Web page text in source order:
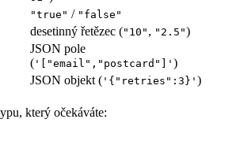
"true" / "false"
desetinný řetězec ("10" , "2.5")
JSON pole
( '["email","postcard"]' )
JSON objekt ( '{"retries":3}' )
který očekáváte: